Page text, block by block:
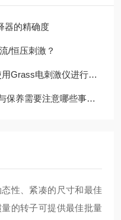
器的精确度
/恒压刺激？
电刺激仪进行组织刺激
养需要注意哪些事项？
性、紧凑的尺寸和最佳
的转子可提供最佳批量